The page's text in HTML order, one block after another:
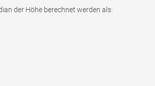
der Höhe berechnet werden als: